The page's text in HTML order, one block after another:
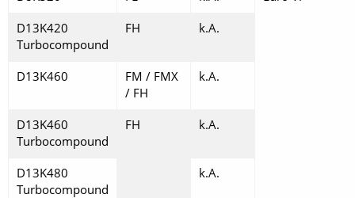
D13K420
Turbocompound
FH k.A.
D13K460
FM / FMX
/ FH
k.A.
D13K460
Turbocompound
FH k.A.
D13K480
Turbocompound
k.A.